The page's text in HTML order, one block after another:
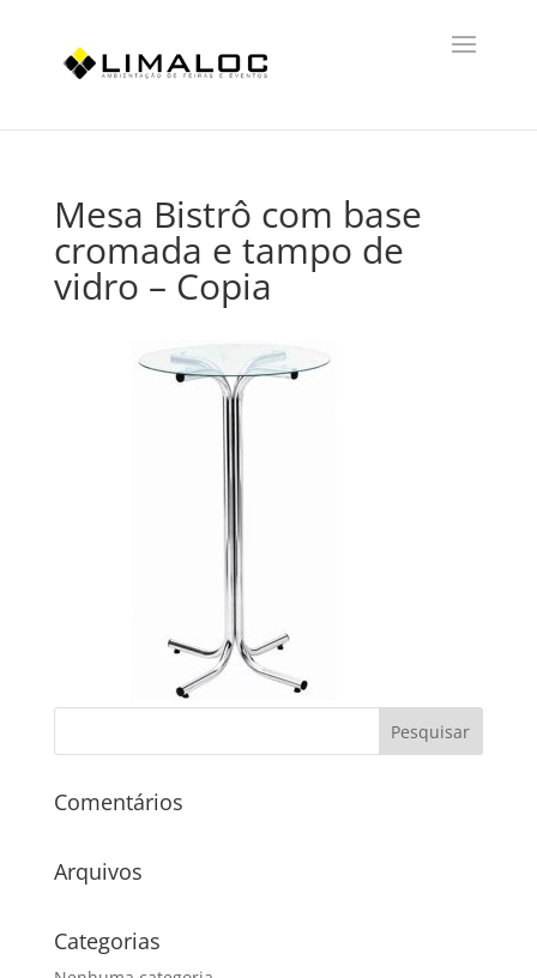
Mesa Bistrô com base
cromada e tampo de
vidro – Copia
Comentários
Arquivos
Categorias